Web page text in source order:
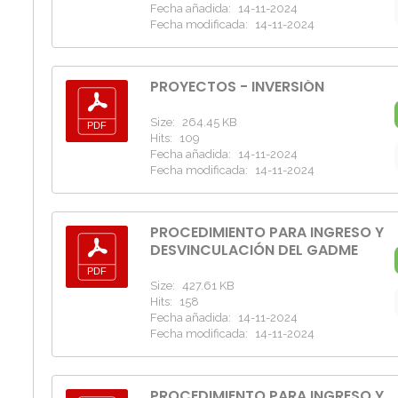
Fecha añadida:
14-11-2024
Fecha modificada:
14-11-2024
PROYECTOS - INVERSIÓN
Size: 264.45 KB
Hits:
109
Fecha añadida:
14-11-2024
Fecha modificada:
14-11-2024
PROCEDIMIENTO PARA INGRESO Y
DESVINCULACIÓN DEL GADME
Size: 427.61 KB
Hits:
158
Fecha añadida:
14-11-2024
Fecha modificada:
14-11-2024